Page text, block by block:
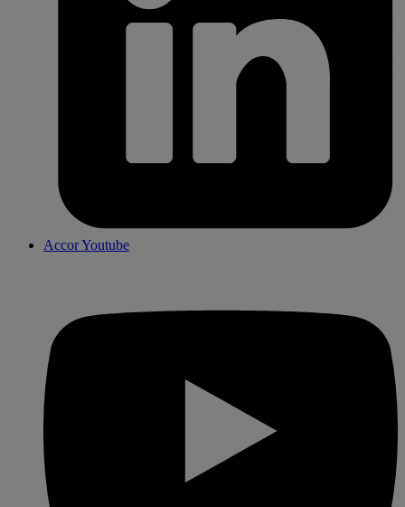
Accor Youtube